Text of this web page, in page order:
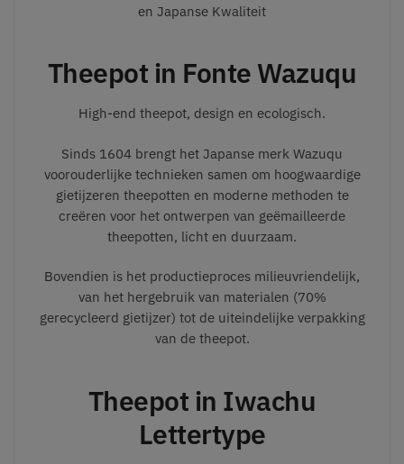
en Japanse Kwaliteit
Theepot in Fonte Wazuqu
High-end theepot, design en ecologisch.
Sinds 1604 brengt het Japanse merk Wazuqu
voorouderlijke technieken samen om hoogwaardige
gietijzeren theepotten en moderne methoden te
creëren voor het ontwerpen van geëmailleerde
theepotten, licht en duurzaam.
Bovendien is het productieproces milieuvriendelijk,
van het hergebruik van materialen (70%
gerecycleerd gietijzer) tot de uiteindelijke verpakking
van de theepot.
Theepot in Iwachu
Lettertype